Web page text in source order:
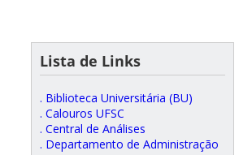
Lista de Links
. Biblioteca Universitária (BU)
. Calouros UFSC
. Central de Análises
. Departamento de Administração